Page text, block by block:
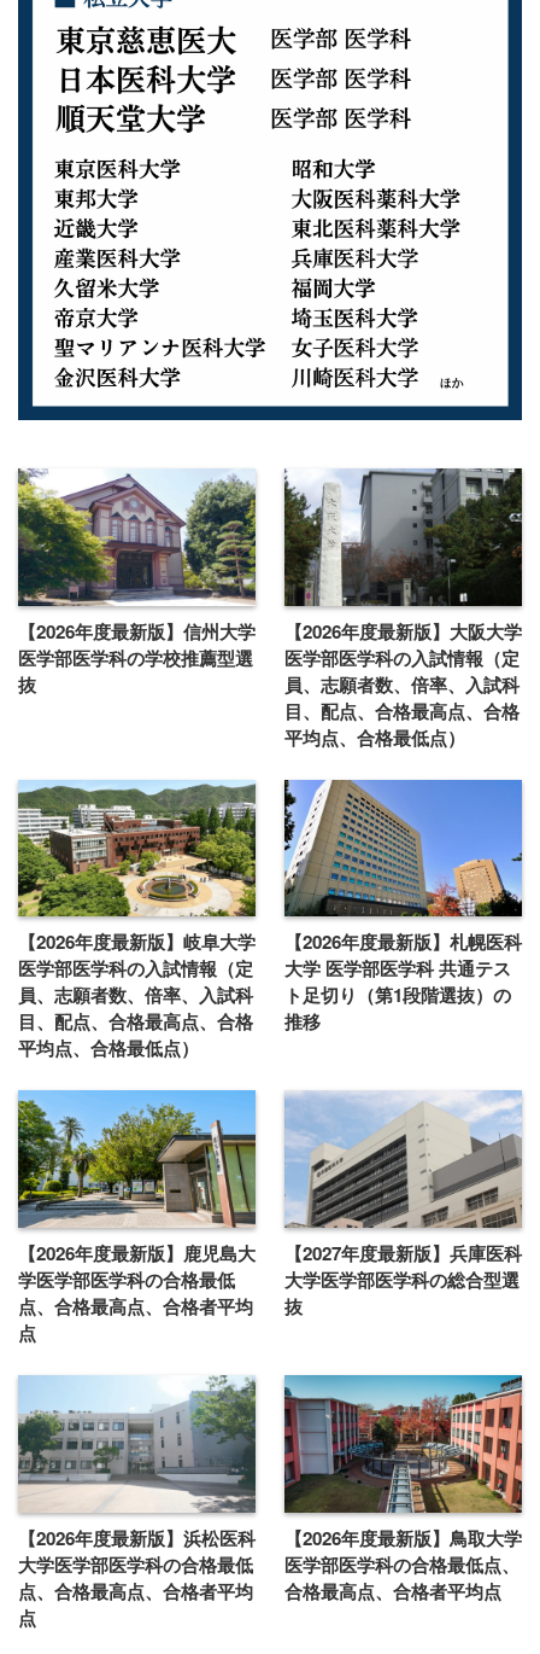
【2026年度最新版】信州大学
医学部医学科の学校推薦型選
抜
【2026年度最新版】大阪大学
医学部医学科の入試情報（定
員、志願者数、倍率、入試科
目、配点、合格最高点、合格
平均点、合格最低点）
【2026年度最新版】岐阜大学
医学部医学科の入試情報（定
員、志願者数、倍率、入試科
目、配点、合格最高点、合格
平均点、合格最低点）
【2026年度最新版】札幌医科
大学 医学部医学科 共通テス
ト足切り（第1段階選抜）の
推移
【2026年度最新版】鹿児島大
学医学部医学科の合格最低
点、合格最高点、合格者平均
点
【2027年度最新版】兵庫医科
大学医学部医学科の総合型選
抜
【2026年度最新版】浜松医科
大学医学部医学科の合格最低
点、合格最高点、合格者平均
点
【2026年度最新版】鳥取大学
医学部医学科の合格最低点、
合格最高点、合格者平均点